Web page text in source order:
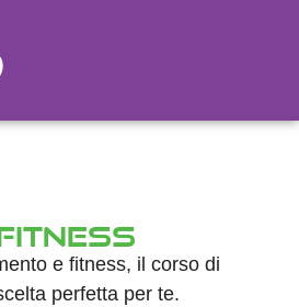
e fitness, il corso di
perfetta per te.